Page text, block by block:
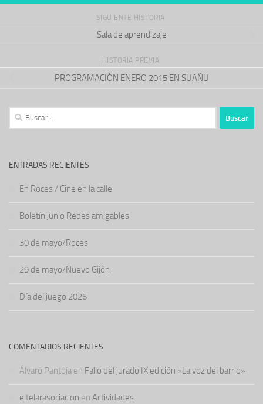
SIGUIENTE HISTORIA
Sala de aprendizaje
HISTORIA PREVIA
PROGRAMACIÓN ENERO 2015 EN SUAÑU
Buscar:
ENTRADAS RECIENTES
En Roces / Cine en la calle
Boletín junio Redes amigables
30 de mayo/Roces
29 de mayo/Nuevo Gijón
Día del juego 2026
COMENTARIOS RECIENTES
Álvaro Pantoja en Fallo del jurado IX edición «La voz del barrio»
eltelarasociacion en Actividades